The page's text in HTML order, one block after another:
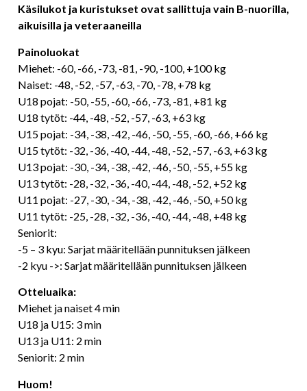
Käsilukot ja kuristukset ovat sallittuja vain B-nuorilla,
aikuisilla ja veteraaneilla
Painoluokat
Miehet: -60, -66, -73, -81, -90, -100, +100 kg
Naiset: -48, -52, -57, -63, -70, -78, +78 kg
U18 pojat: -50, -55, -60, -66, -73, -81, +81 kg
U18 tytöt: -44, -48, -52, -57, -63, +63 kg
U15 pojat: -34, -38, -42, -46, -50, -55, -60, -66, +66 kg
U15 tytöt: -32, -36, -40, -44, -48, -52, -57, -63, +63 kg
U13 pojat: -30, -34, -38, -42, -46, -50, -55, +55 kg
U13 tytöt: -28, -32, -36, -40, -44, -48, -52, +52 kg
U11 pojat: -27, -30, -34, -38, -42, -46, -50, +50 kg
U11 tytöt: -25, -28, -32, -36, -40, -44, -48, +48 kg
Seniorit:
-5 – 3 kyu: Sarjat määritellään punnituksen jälkeen
-2 kyu ->: Sarjat määritellään punnituksen jälkeen
Otteluaika:
Miehet ja naiset 4 min
U18 ja U15: 3 min
U13 ja U11: 2 min
Seniorit: 2 min
Huom!